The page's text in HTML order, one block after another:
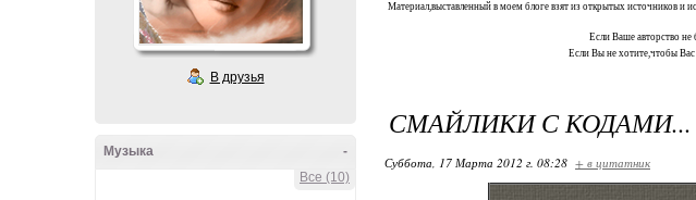
В друзья
-
Музыка
Все (10)
Материал,выставленный в моем блоге взят из открытых источников и
Если Ваше авторство
Если Вы не хотите,чтобы Вас
СМАЙЛИКИ С КОДАМИ...
Суббота, 17 Марта 2012 г. 08:28 + в цитатник